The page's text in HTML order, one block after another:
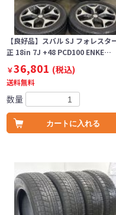
【良好品】スバル SJ フォレスタ
正 18in 7J +48 PCD100 ENKE…
￥36,801 (税込)
送料無料
数量
カートに入れる